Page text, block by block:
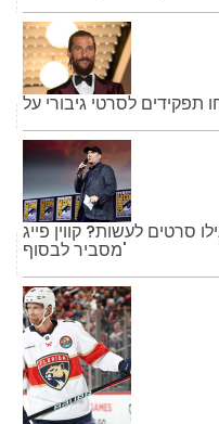
תפקידים לסרטי גיבורי על
סרטים לעשות? קווין פייג
'מסביר לבסוף